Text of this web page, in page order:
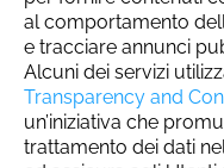
al comportamento
e tracciare annunci
Alcuni dei servizi
Transparency and
un’iniziativa che
trattamento dei dati